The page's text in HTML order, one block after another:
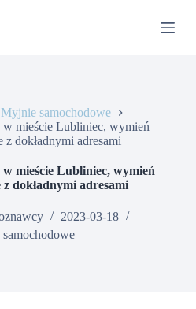
Myjnie samochodowe
mieście Lubliniec, wymień
dokładnymi adresami
mieście Lubliniec, wymień
dokładnymi adresami
2023-03-18